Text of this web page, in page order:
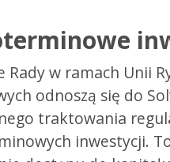
Rady w ramach Unii
odnoszą się do
traktowania
inwestycji.